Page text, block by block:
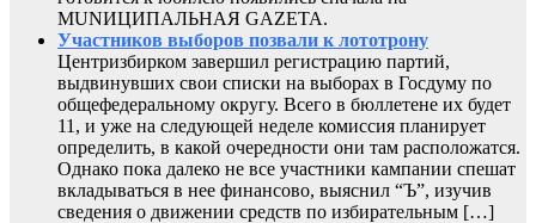
MUNИЦИПАЛЬНАЯ GAZЕТА.
Участников выборов позвали к лототрону
Центризбирком завершил регистрацию партий,
выдвинувших свои списки на выборах в Госдуму по
общефедеральному округу. Всего в бюллетене их будет
11, и уже на следующей неделе комиссия планирует
определить, в какой очередности они там расположатся.
Однако пока далеко не все участники кампании спешат
вкладываться в нее финансово, выяснил “Ъ”, изучив
сведения о движении средств по избирательным […]